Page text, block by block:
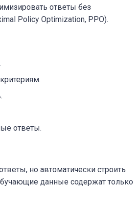
ответы без
Policy Optimization, PPO).
ответы.
но автоматически строить
данные содержат только